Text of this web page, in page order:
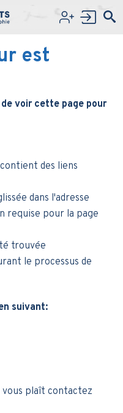
est
voir cette page pour
des liens
dans l'adresse
requise pour la page
trouvée
le processus de
suivant:
plaît contactez